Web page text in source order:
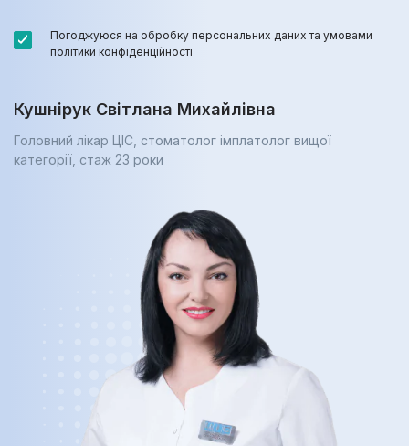
Погоджуюся на обробку персональних даних та умовами
політики конфіденційності
Кушнірук Світлана Михайлівна
Головний лікар ЦІС, стоматолог імплатолог вищої
категорії, cтаж 23 роки